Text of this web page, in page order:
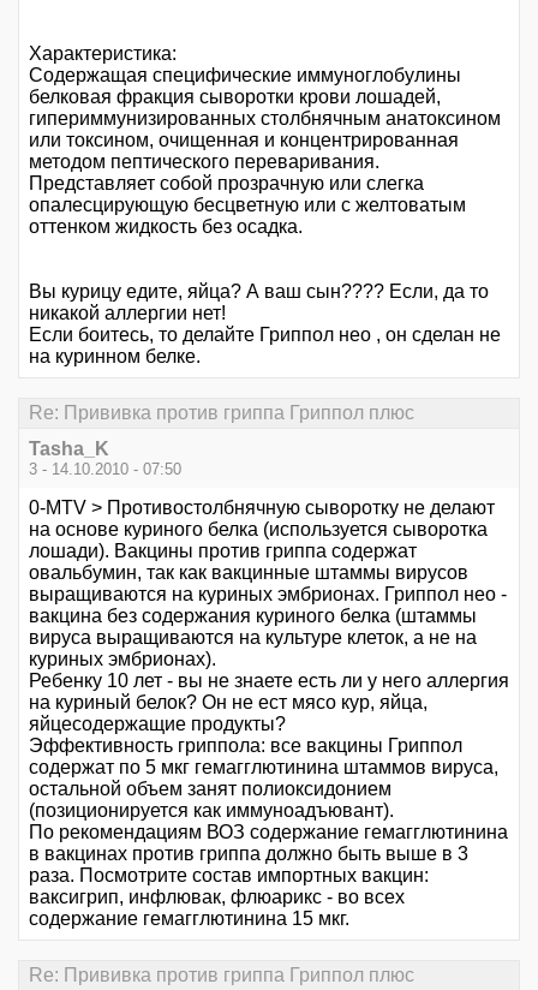
Характеристика:
Содержащая специфические иммуноглобулины
белковая фракция сыворотки крови лошадей,
гипериммунизированных столбнячным анатоксином
или токсином, очищенная и концентрированная
методом пептического переваривания.
Представляет собой прозрачную или слегка
опалесцирующую бесцветную или с желтоватым
оттенком жидкость без осадка.
Вы курицу едите, яйца? А ваш сын???? Если, да то
никакой аллергии нет!
Если боитесь, то делайте Гриппол нео , он сделан не
на куринном белке.
Re: Прививка против гриппа Гриппол плюс
Tasha_K
3 - 14.10.2010 - 07:50
0-MTV > Противостолбнячную сыворотку не делают
на основе куриного белка (используется сыворотка
лошади). Вакцины против гриппа содержат
овальбумин, так как вакцинные штаммы вирусов
выращиваются на куриных эмбрионах. Гриппол нео -
вакцина без содержания куриного белка (штаммы
вируса выращиваются на культуре клеток, а не на
куриных эмбрионах).
Ребенку 10 лет - вы не знаете есть ли у него аллергия
на куриный белок? Он не ест мясо кур, яйца,
яйцесодержащие продукты?
Эффективность гриппола: все вакцины Гриппол
содержат по 5 мкг гемагглютинина штаммов вируса,
остальной объем занят полиоксидонием
(позиционируется как иммуноадъювант).
По рекомендациям ВОЗ содержание гемагглютинина
в вакцинах против гриппа должно быть выше в 3
раза. Посмотрите состав импортных вакцин:
ваксигрип, инфлювак, флюарикс - во всех
содержание гемагглютинина 15 мкг.
Re: Прививка против гриппа Гриппол плюс